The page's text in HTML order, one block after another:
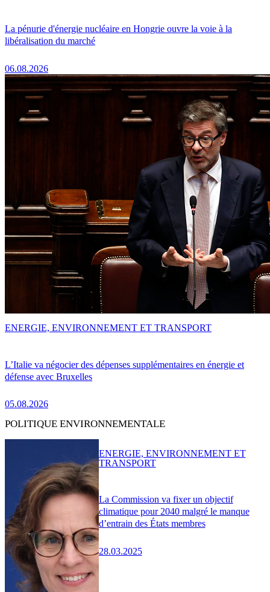
La pénurie d'énergie nucléaire en Hongrie ouvre la voie à la
libéralisation du marché
06.08.2026
L’Italie va négocier des dépenses supplémentaires en énergie et
défense avec Bruxelles
05.08.2026
ENERGIE, ENVIRONNEMENT ET TRANSPORT
POLITIQUE ENVIRONNEMENTALE
La Commission va fixer un objectif
climatique pour 2040 malgré le manque
d’entrain des États membres
28.03.2025
ENERGIE, ENVIRONNEMENT ET
TRANSPORT